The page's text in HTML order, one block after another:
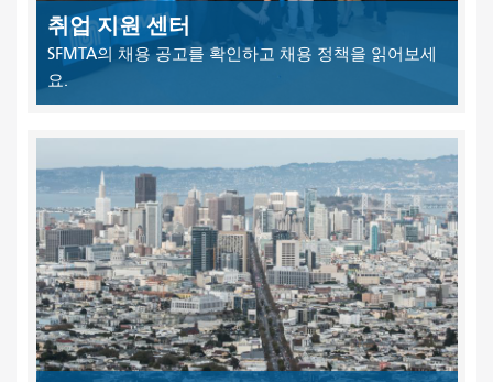
취업 지원 센터
SFMTA의 채용 공고를 확인하고 채용 정책을 읽어보세
요.